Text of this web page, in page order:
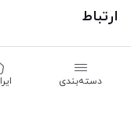
ارتباط
استان همدان،همدان،
دسته‌بندی